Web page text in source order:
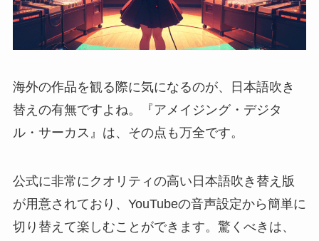
海外の作品を観る際に気になるのが、日本語吹き
替えの有無ですよね。『アメイジング・デジタ
ル・サーカス』は、その点も万全です。
公式に非常にクオリティの高い日本語吹き替え版
が用意されており、YouTubeの音声設定から簡単に
切り替えて楽しむことができます。驚くべきは、